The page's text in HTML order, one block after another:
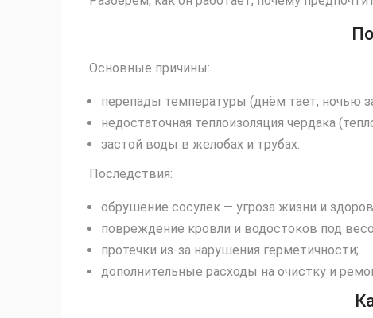
Основные причины:
перепады температуры (днём тает, ночью
недостаточная теплоизоляция чердака
застой воды в желобах и трубах.
Последствия:
обрушение сосулек — угроза жизни и
повреждение кровли и водостоков под
протечки из‑за нарушения герметичности;
дополнительные расходы на очистку и